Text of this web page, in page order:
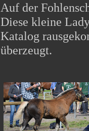
Auf der
Diese kleine
Katalog
überzeugt.